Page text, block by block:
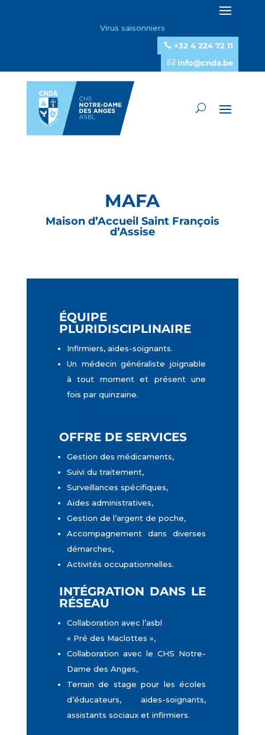
Virus saisonniers
+32 4 224 72 11
info@cnda.be
MAFA
Maison d’Accueil Saint François
d’Assise
ÉQUIPE
PLURIDISCIPLINAIRE
Infirmiers, aides-soignants.
Un médecin généraliste joignable
à tout moment et présent une
fois par quinzaine.
OFFRE DE SERVICES
Gestion des médicaments,
Suivi du traitement,
Surveillances spécifiques,
Aides administratives,
Gestion de l’argent de poche,
Accompagnement dans diverses
démarches,
Activités occupationnelles.
INTÉGRATION DANS LE
RÉSEAU
Collaboration avec l’asbl
« Pré des Maclottes »,
Collaboration avec le CHS Notre-
Dame des Anges,
Terrain de stage pour les écoles
d’éducateurs, aides-soignants,
assistants sociaux et infirmiers.